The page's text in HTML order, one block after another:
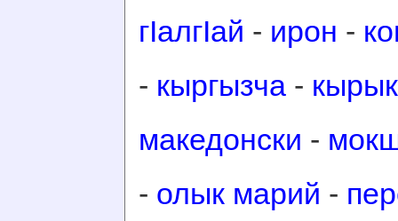
гӀалгӀай - ирон -
- кыргызча -
македонски -
- олык марий -